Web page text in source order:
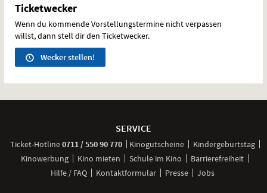
Ticketwecker
Wenn du kommende Vorstellungstermine nicht verpassen
willst, dann stell dir den Ticketwecker.
Wecker stellen!
SERVICE
Ticket-Hotline0711 / 550 90 770anrufen
Kinogutscheine
Kindergeburtstag
Kinowerbung
Kino mieten Schule im Kino
Barrierefreiheit
Hilfe / FAQ
Kontaktformular Presse Jobs